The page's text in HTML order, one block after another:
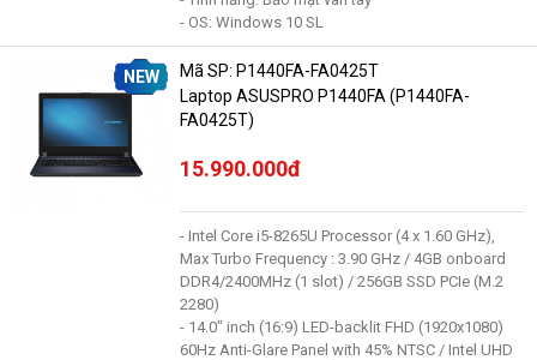
- OS: Windows 10 SL
NEW
Mã SP: P1440FA-FA0425T
Laptop ASUSPRO P1440FA (P1440FA-
FA0425T)
15.990.000đ
- Intel Core i5-8265U Processor (4 x 1.60 GHz),
Max Turbo Frequency : 3.90 GHz / 4GB onboard
DDR4/2400MHz (1 slot) / 256GB SSD PCIe (M.2
2280)
- 14.0" inch (16:9) LED-backlit FHD (1920x1080)
60Hz Anti-Glare Panel with 45% NTSC / Intel UHD